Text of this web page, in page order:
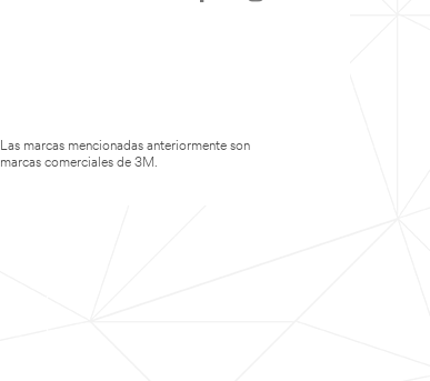
Las marcas mencionadas anteriormente son
marcas comerciales de 3M.